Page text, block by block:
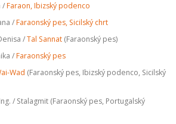
/Faraon, Ibizský podenco
/Faraonský pes, Sicilský chrt
/Tal Sannat(Faraonský pes)
/Faraonský pes
Wad (Faraonský pes, Ibizský podenco, Sicilský
/ Stalagmit (Faraonský pes, Portugalský